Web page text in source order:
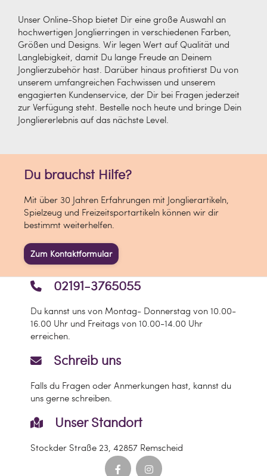
Unser Online-Shop bietet Dir eine große Auswahl an
hochwertigen Jonglierringen in verschiedenen Farben,
Größen und Designs. Wir legen Wert auf Qualität und
Langlebigkeit, damit Du lange Freude an Deinem
Jonglierzubehör hast. Darüber hinaus profitierst Du von
unserem umfangreichen Fachwissen und unserem
engagierten Kundenservice, der Dir bei Fragen jederzeit
zur Verfügung steht. Bestelle noch heute und bringe Dein
Jongliererlebnis auf das nächste Level.
Du brauchst Hilfe?
Mit über 30 Jahren Erfahrungen mit Jonglierartikeln,
Spielzeug und Freizeitsportartikeln können wir dir
bestimmt weiterhelfen.
Zum Kontaktformular
Schreib uns
Falls du Fragen oder Anmerkungen hast, kannst du
uns gerne schreiben.
02191-3765055
Du kannst uns von Montag- Donnerstag von 10.00-
16.00 Uhr und Freitags von 10.00-14.00 Uhr
erreichen.
Unser Standort
Stockder Straße 23, 42857 Remscheid